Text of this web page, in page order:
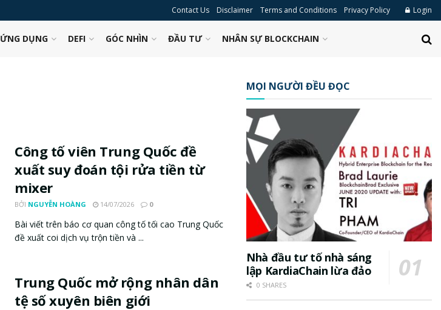
Contact Us Disclaimer Terms and Conditions Privacy Policy Login
ỨNG DỤNG DEFI GÓC NHÌN ĐẦU TƯ NHÂN SỰ BLOCKCHAIN
Công tố viên Trung Quốc đề
xuất suy đoán tội rửa tiền từ
mixer
BỞI NGUYỄN HOÀNG 14/07/2026 0
Bài viết trên báo cơ quan công tố tối cao Trung Quốc
đề xuất coi dịch vụ trộn tiền và ...
Trung Quốc mở rộng nhân dân
tệ số xuyên biên giới
MỌI NGƯỜI ĐỀU ĐỌC
Nhà đầu tư tố nhà sáng
lập KardiaChain lừa đảo
0 SHARES